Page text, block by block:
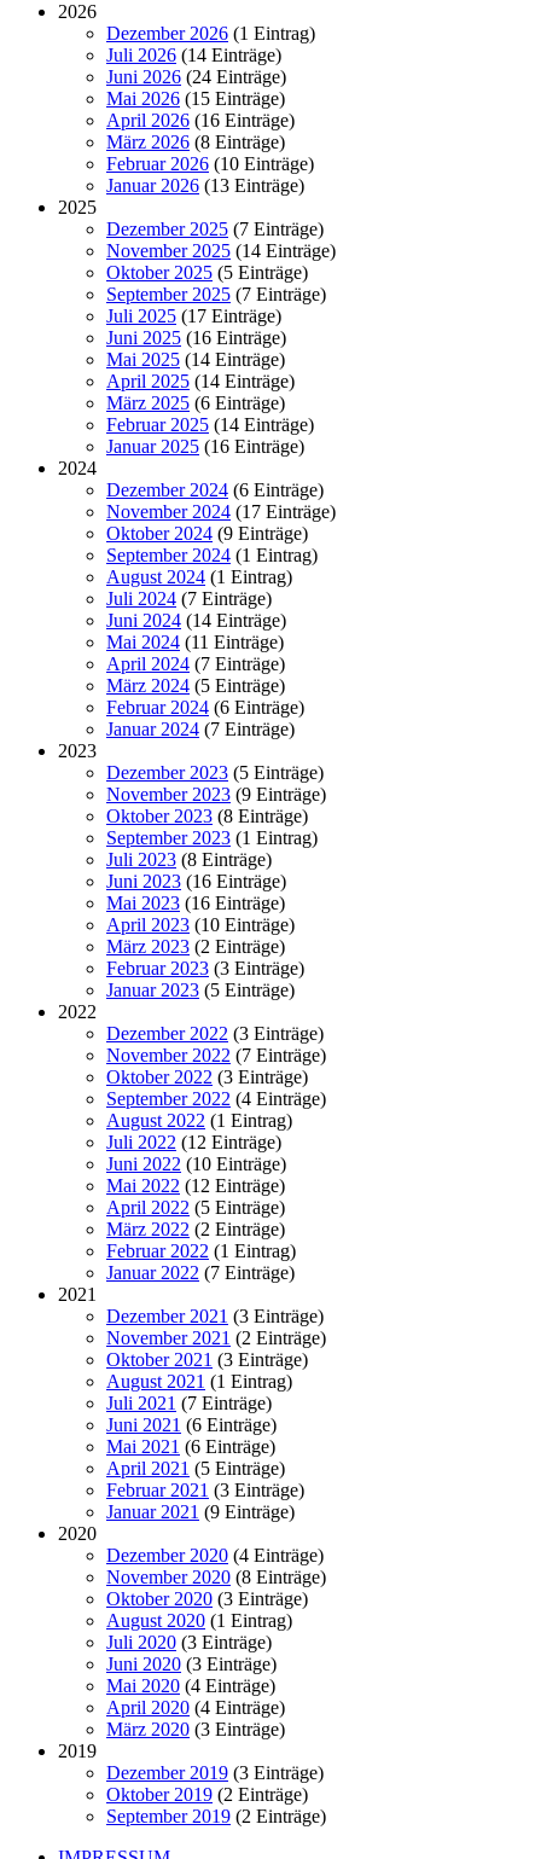
2026
Dezember 2026 (1 Eintrag)
Juli 2026 (14 Einträge)
Juni 2026 (24 Einträge)
Mai 2026 (15 Einträge)
April 2026 (16 Einträge)
März 2026 (8 Einträge)
Februar 2026 (10 Einträge)
Januar 2026 (13 Einträge)
2025
Dezember 2025 (7 Einträge)
November 2025 (14 Einträge)
Oktober 2025 (5 Einträge)
September 2025 (7 Einträge)
Juli 2025 (17 Einträge)
Juni 2025 (16 Einträge)
Mai 2025 (14 Einträge)
April 2025 (14 Einträge)
März 2025 (6 Einträge)
Februar 2025 (14 Einträge)
Januar 2025 (16 Einträge)
2024
Dezember 2024 (6 Einträge)
November 2024 (17 Einträge)
Oktober 2024 (9 Einträge)
September 2024 (1 Eintrag)
August 2024 (1 Eintrag)
Juli 2024 (7 Einträge)
Juni 2024 (14 Einträge)
Mai 2024 (11 Einträge)
April 2024 (7 Einträge)
März 2024 (5 Einträge)
Februar 2024 (6 Einträge)
Januar 2024 (7 Einträge)
2023
Dezember 2023 (5 Einträge)
November 2023 (9 Einträge)
Oktober 2023 (8 Einträge)
September 2023 (1 Eintrag)
Juli 2023 (8 Einträge)
Juni 2023 (16 Einträge)
Mai 2023 (16 Einträge)
April 2023 (10 Einträge)
März 2023 (2 Einträge)
Februar 2023 (3 Einträge)
Januar 2023 (5 Einträge)
2022
Dezember 2022 (3 Einträge)
November 2022 (7 Einträge)
Oktober 2022 (3 Einträge)
September 2022 (4 Einträge)
August 2022 (1 Eintrag)
Juli 2022 (12 Einträge)
Juni 2022 (10 Einträge)
Mai 2022 (12 Einträge)
April 2022 (5 Einträge)
März 2022 (2 Einträge)
Februar 2022 (1 Eintrag)
Januar 2022 (7 Einträge)
2021
Dezember 2021 (3 Einträge)
November 2021 (2 Einträge)
Oktober 2021 (3 Einträge)
August 2021 (1 Eintrag)
Juli 2021 (7 Einträge)
Juni 2021 (6 Einträge)
Mai 2021 (6 Einträge)
April 2021 (5 Einträge)
Februar 2021 (3 Einträge)
Januar 2021 (9 Einträge)
2020
Dezember 2020 (4 Einträge)
November 2020 (8 Einträge)
Oktober 2020 (3 Einträge)
August 2020 (1 Eintrag)
Juli 2020 (3 Einträge)
Juni 2020 (3 Einträge)
Mai 2020 (4 Einträge)
April 2020 (4 Einträge)
März 2020 (3 Einträge)
2019
Dezember 2019 (3 Einträge)
Oktober 2019 (2 Einträge)
September 2019 (2 Einträge)